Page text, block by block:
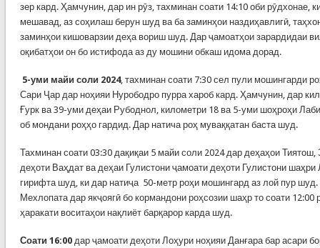
зер кард. Ҳамчунин, дар ин рӯз, тахминан соати 14:10 оби рӯдхонае,
мешавад, аз соҳилаш берун шуд ва ба заминҳои наздиҳавлигӣ,
заминҳои кишоварзии деҳа вориш шуд. Дар ҷамоатҳои зарардидаи
оқибатҳои он бо истифода аз ду мошини обкаш идома дорад.
5-уми майи соли 2024, тахминан соати 7:30 сел пули мошингарди
Сари Ҷар дар ноҳияи Нурободро пурра хароб кард. Ҳамчунин, дар
Ғурк ва 39-уми деҳаи Рубоднол, километри 18 ва 5-уми шоҳроҳи
об мондани роҳҳо гардид. Дар натича роҳ муваққатан баста шуд.
Тахминан соати 03:30 дақиқаи 5 майи соли 2024 дар деҳаҳои Тиятош,
деҳоти Ваҳдат ва деҳаи Гулистони ҷамоати деҳоти Гулистони
гирифта шуд, ки дар натиҷа 50-метр роҳи мошингард аз лой пур
Мехлопата дар якҷоягӣ бо кормандони роҳсозии шаҳр то соати 12:00
ҳаракати воситаҳои нақлиёт барқарор карда шуд.
Соати 16:00дар ҷамоати деҳоти Лоҳури ноҳияи Данғара бар асари